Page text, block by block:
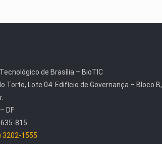
de Brasília – BioTIC
Torto, Lote 04. Edifício de Governança – Bloco B,
DF
815
3202-1555